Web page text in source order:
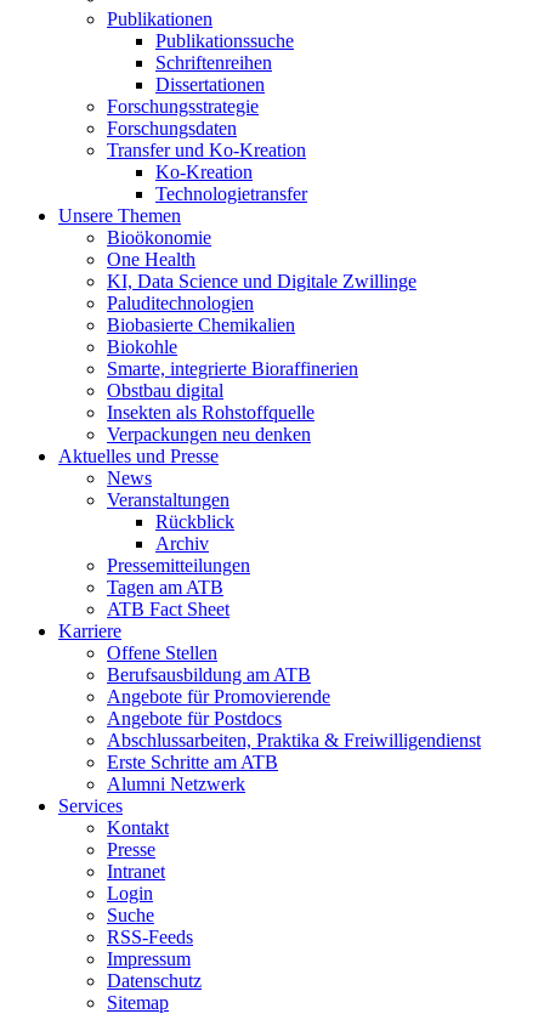
Publikationen
Publikationssuche
Schriftenreihen
Dissertationen
Forschungsstrategie
Forschungsdaten
Transfer und Ko-Kreation
Ko-Kreation
Technologietransfer
Unsere Themen
Bioökonomie
One Health
KI, Data Science und Digitale Zwillinge
Paluditechnologien
Biobasierte Chemikalien
Biokohle
Smarte, integrierte Bioraffinerien
Obstbau digital
Insekten als Rohstoffquelle
Verpackungen neu denken
Aktuelles und Presse
News
Veranstaltungen
Rückblick
Archiv
Pressemitteilungen
Tagen am ATB
ATB Fact Sheet
Karriere
Offene Stellen
Berufsausbildung am ATB
Angebote für Promovierende
Angebote für Postdocs
Abschlussarbeiten, Praktika & Freiwilligendienst
Erste Schritte am ATB
Alumni Netzwerk
Services
Kontakt
Presse
Intranet
Login
Suche
RSS-Feeds
Impressum
Datenschutz
Sitemap